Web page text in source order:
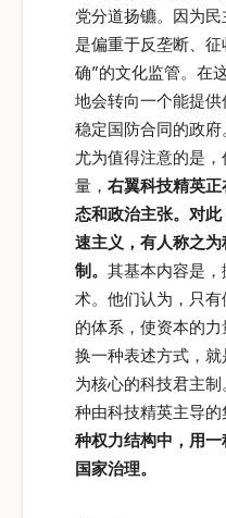
党分道扬镳。因为
是偏重于反垄断、
确”的文化监管。在
地会转向一个能提
稳定国防合同的政府
尤为值得注意的是
量， 右翼科技精英
态和政治主张。对
速主义，有人称之
制。 其基本内容是
术。他们认为，只
的体系，使资本的力
换一种表述方式，
为核心的科技君主
种由科技精英主导
种权力结构中，用
国家治理。